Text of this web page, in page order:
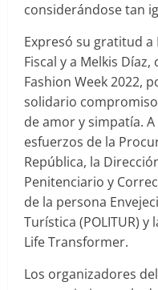
considerándose tan
Expresó su gratitud
Fiscal y a Melkis
Fashion Week 2022,
solidario
de amor y simpatía.
esfuerzos de la
República, la
Penitenciario y
de la persona
Turística (POLITUR) y
Life Transformer.
Los organizadores